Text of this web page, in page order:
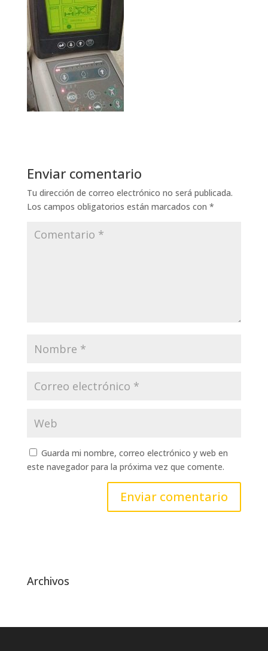
Enviar comentario
Tu dirección de correo electrónico no será publicada.
Los campos obligatorios están marcados con *
Guarda mi nombre, correo electrónico y web en
este navegador para la próxima vez que comente.
Archivos